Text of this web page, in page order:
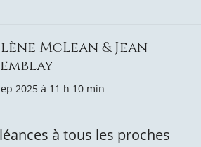
McLean & Jean
2025 à 11 h 10 min
à tous les proches